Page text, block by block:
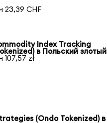
23,39 CHF
Index Tracking
в Польский злотый
107,57 zł
(Ondo Tokenized) в